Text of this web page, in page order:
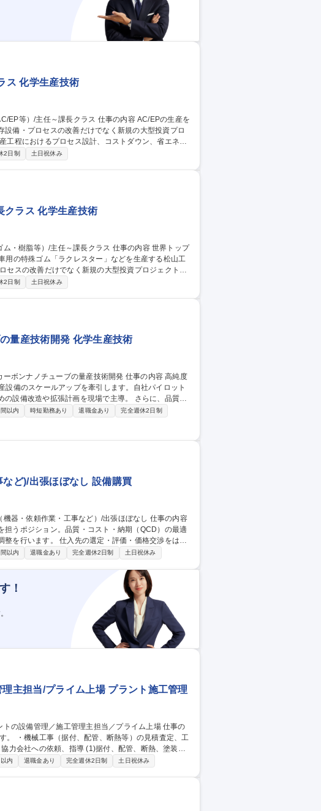
ス 化学生産技術
備・プロセスの改善だけでなく新規の大型投資プロ
ます。また、次世代の幹部候補として、メンバーへの
2日制 土日祝休み
クラス 化学生産技術
用の特殊ゴム「ラクレスター」などを生産する松山工
設備稼働予定）。 バッチプロセスの生産工程における
課長クラス
2日制 土日祝休み
量産技術開発 化学生産技術
備のスケールアップを牽引します。自社パイロット
や拡張計画を現場で主導。 さらに、品質向
散液の開発・評価も担います。半導体や電子材料分
拡大に直接貢献していただきます。研究センターに
部への異動を想定しています。 募集職種 【尼
以内 時短勤務あり 退職金あり
完全週休2日制
など)/出張ほぼなし 設備購買
うポジション。品質・コスト・納期（QCD）の最適
・評価・価格交渉をはじ
開拓などを幅広く担当します。社内（生産・品質・
以内 退職金あり 完全週休2日制 土日祝休み
！
主担当/プライム上場 プラント施工管理
。 ・機械工事（据付、配管、断熱等）の見積査定、工
導 (1)据付、配管、断熱、塗装工
(2)据付、配管、断熱、塗装工事など機械工事の施工
内 退職金あり 完全週休2日制 土日祝休み